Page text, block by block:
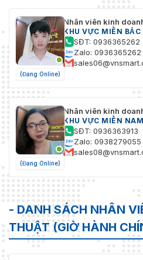
(Đang Online)
Nhân viên kinh
KHU VỰC MIỀN BẮC
SĐT: 0936365262
Zalo: 0936365262
(Đang Online)
Nhân viên kinh
KHU VỰC MIỀN NAM
SĐT: 0936363913
Zalo: 0938279055
- DANH SÁCH NHÂN
THUẬT (GIỜ HÀNH